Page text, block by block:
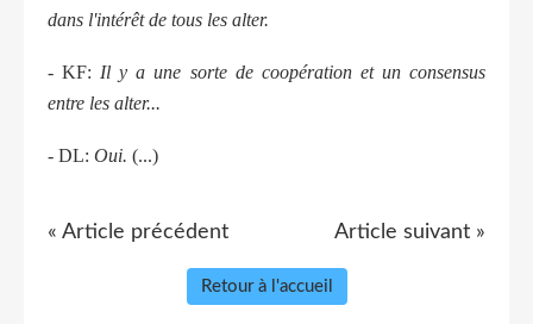
dans l'intérêt de tous les alter.
- KF: Il y a une sorte de coopération et un consensus
entre les alter...
- DL: Oui. (...)
« Article précédent Article suivant »
Retour à l'accueil